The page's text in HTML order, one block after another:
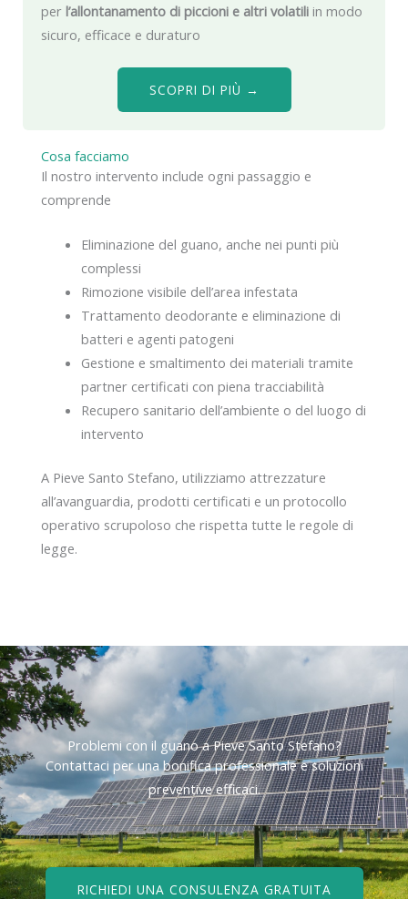
Cosa facciamo
Il nostro intervento include ogni passaggio e
comprende
Eliminazione del guano, anche nei punti più
complessi
Rimozione visibile dell’area infestata
Trattamento deodorante e eliminazione di
batteri e agenti patogeni
Gestione e smaltimento dei materiali tramite
partner certificati con piena tracciabilità
Recupero sanitario dell’ambiente o del luogo di
intervento
A Pieve Santo Stefano, utilizziamo attrezzature
all’avanguardia, prodotti certificati e un protocollo
operativo scrupoloso che rispetta tutte le regole di
legge.
per l’allontanamento di piccioni e altri volatili in modo
sicuro, efficace e duraturo
SCOPRI DI PIÙ →
Problemi con il guano a Pieve Santo Stefano?​
Contattaci per una bonifica professionale e soluzioni
preventive efficaci.​
RICHIEDI UNA CONSULENZA GRATUITA